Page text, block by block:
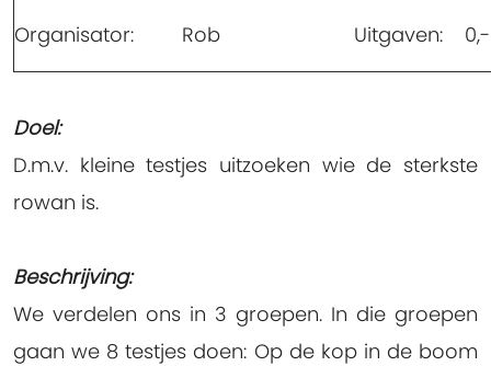
Organisator:
Rob Uitgaven: 0,-
Doel:
D.m.v. kleine testjes uitzoeken wie de sterkste
rowan is.
Beschrijving:
We verdelen ons in 3 groepen. In die groepen
gaan we 8 testjes doen: Op de kop in de boom